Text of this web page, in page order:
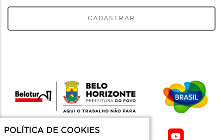
CADASTRAR
POLÍTICA DE COOKIES